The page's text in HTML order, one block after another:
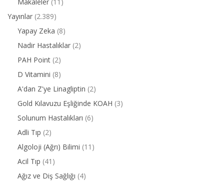
Yayınlar (2.389)
Yapay Zeka (8)
Nadir Hastalıklar (2)
PAH Point (2)
D Vitamini (8)
A'dan Z'ye Linagliptin (2)
Gold Kılavuzu Eşliğinde KOAH (3)
Solunum Hastalıkları (6)
Adli Tıp (2)
Algoloji (Ağrı) Bilimi (11)
Acil Tıp (41)
Ağız ve Diş Sağlığı (4)